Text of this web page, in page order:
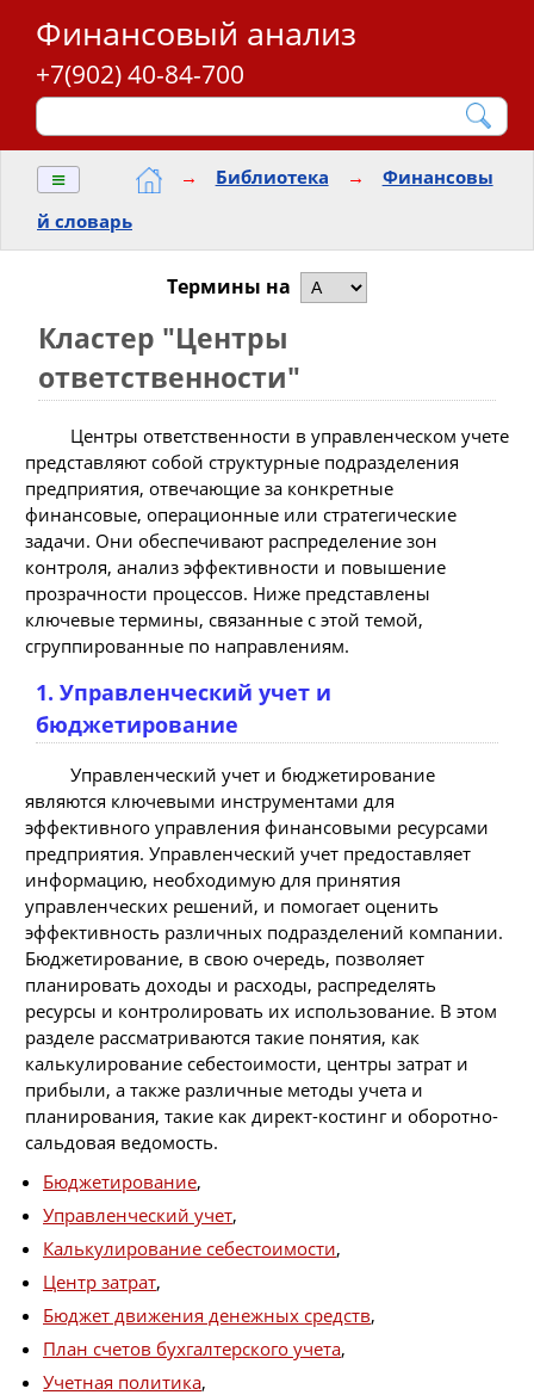
Финансовый анализ
+7(902) 40-84-700
≡ → Библиотека →
Финансовы
й словарь
Термины на
Кластер "Центры
ответственности"
Центры ответственности в управленческом учете
представляют собой структурные подразделения
предприятия, отвечающие за конкретные
финансовые, операционные или стратегические
задачи. Они обеспечивают распределение зон
контроля, анализ эффективности и повышение
прозрачности процессов. Ниже представлены
ключевые термины, связанные с этой темой,
сгруппированные по направлениям.
1. Управленческий учет и
бюджетирование
Управленческий учет и бюджетирование
являются ключевыми инструментами для
эффективного управления финансовыми ресурсами
предприятия. Управленческий учет предоставляет
информацию, необходимую для принятия
управленческих решений, и помогает оценить
эффективность различных подразделений компании.
Бюджетирование, в свою очередь, позволяет
планировать доходы и расходы, распределять
ресурсы и контролировать их использование. В этом
разделе рассматриваются такие понятия, как
калькулирование себестоимости, центры затрат и
прибыли, а также различные методы учета и
планирования, такие как директ-костинг и оборотно-
сальдовая ведомость.
Бюджетирование,
Управленческий учет,
Калькулирование себестоимости,
Центр затрат,
Бюджет движения денежных средств,
План счетов бухгалтерского учета,
Учетная политика,